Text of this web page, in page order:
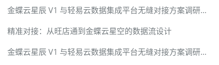
金蝶云星辰 V1 与轻易云数据集成平台无缝对接方案调研报告
精准对接：从旺店通到金蝶云星空的数据流设计
金蝶云星辰 V1 与轻易云数据集成平台无缝对接方案调研报告